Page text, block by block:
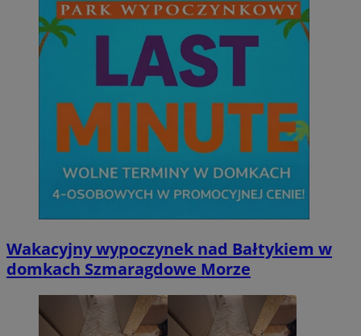
Wakacyjny wypoczynek nad Bałtykiem w
domkach Szmaragdowe Morze